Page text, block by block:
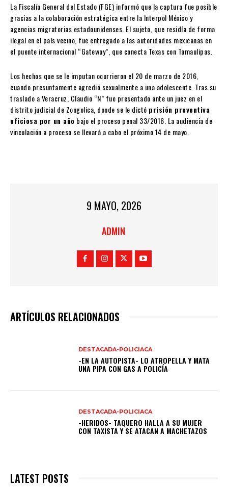
La Fiscalía General del Estado (FGE) informó que la captura fue posible
gracias a la colaboración estratégica entre la Interpol México y
agencias migratorias estadounidenses. El sujeto, que residía de forma
ilegal en el país vecino, fue entregado a las autoridades mexicanas en
el puente internacional “Gateway”, que conecta Texas con Tamaulipas.
Los hechos que se le imputan ocurrieron el 20 de marzo de 2016,
cuando presuntamente agredió sexualmente a una adolescente. Tras su
traslado a Veracruz, Claudio “N” fue presentado ante un juez en el
distrito judicial de Zongolica, donde se le dictó prisión preventiva
oficiosa por un año bajo el proceso penal 33/2016. La audiencia de
vinculación a proceso se llevará a cabo el próximo 14 de mayo.
9 MAYO, 2026
ADMIN
ARTÍCULOS RELACIONADOS
DESTACADA-POLICIACA
-EN LA AUTOPISTA- LO ATROPELLA Y MATA
UNA PIPA CON GAS A POLICÍA
DESTACADA-POLICIACA
-HERIDOS- TAQUERO HALLA A SU MUJER
CON TAXISTA Y SE ATACAN A MACHETAZOS
LATEST POSTS